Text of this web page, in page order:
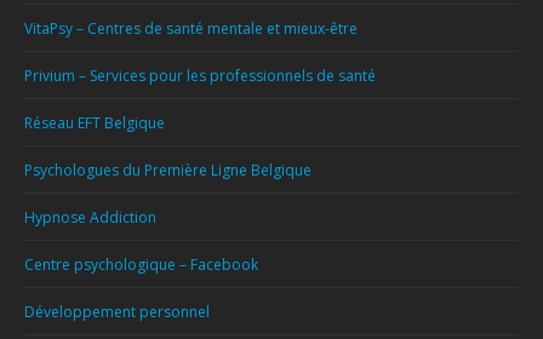
VitaPsy – Centres de santé mentale et mieux-être
Privium – Services pour les professionnels de santé
Réseau EFT Belgique
Psychologues du Première Ligne Belgique
Hypnose Addiction
Centre psychologique – Facebook
Développement personnel